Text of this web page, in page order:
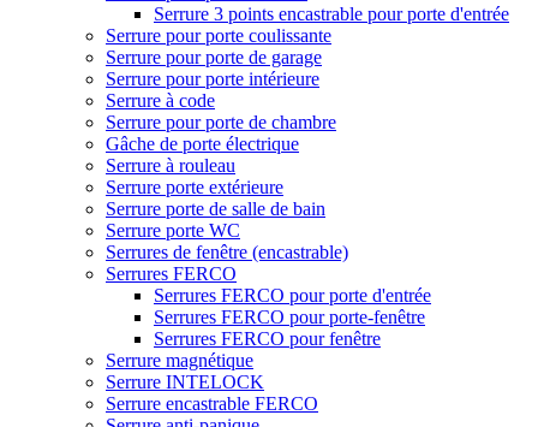
Serrure 3 points encastrable pour porte d'entrée
Serrure pour porte coulissante
Serrure pour porte de garage
Serrure pour porte intérieure
Serrure à code
Serrure pour porte de chambre
Gâche de porte électrique
Serrure à rouleau
Serrure porte extérieure
Serrure porte de salle de bain
Serrure porte WC
Serrures de fenêtre (encastrable)
Serrures FERCO
Serrures FERCO pour porte d'entrée
Serrures FERCO pour porte-fenêtre
Serrures FERCO pour fenêtre
Serrure magnétique
Serrure INTELOCK
Serrure encastrable FERCO